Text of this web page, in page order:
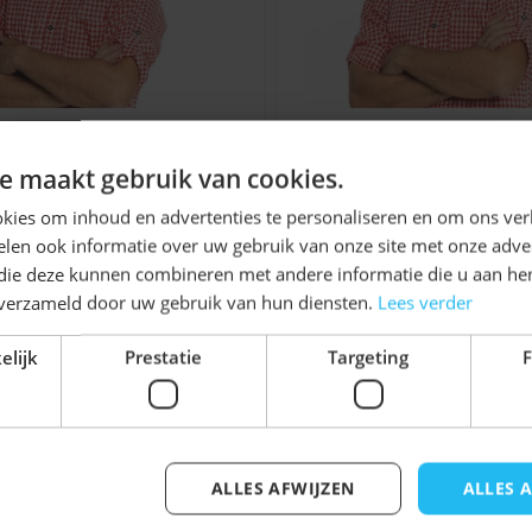
Tirol Bayern
€ 5,99
Jagershoedje Tirol
€ 7,99
iets voor u zijn!
maakt gebruik van cookies.
om inhoud en advertenties te personaliseren en om ons
ook informatie over uw gebruik van onze site met onze
deze kunnen combineren met andere informatie die u aan
door uw gebruik van hun diensten. Lees verder
Prestatie Targeting
ALLES
ALLES AFWIJZEN
Ontvang5%
KORTING!
Schrijf je nu in voor de nieuwsbrief en ontvang toegang
tot exclusieve kortingen!
Voor- en achternaam
Inschrijven